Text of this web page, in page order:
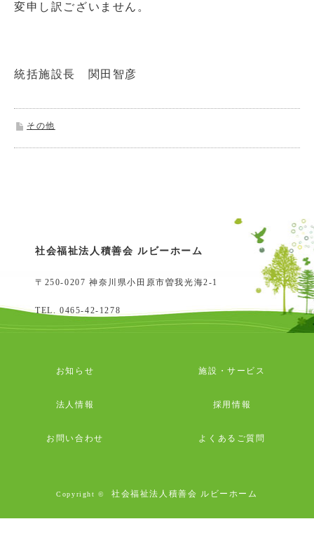
変申し訳ございません。
統括施設長 関田智彦
その他
社会福祉法人積善会 ルビーホーム
〒250-0207 神奈川県小田原市曽我光海2-1
TEL. 0465-42-1278
お知らせ 施設・サービス
法人情報 採用情報
お問い合わせ よくあるご質問
Copyright ©社会福祉法人積善会 ルビーホーム